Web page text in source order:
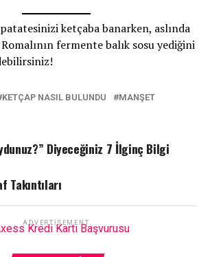
ketçaba banarken, aslında
fermente balık sosu yediğini
KETÇAP NASIL BULUNDU
MANŞET
Diyeceğiniz 7 İlginç Bilgi
Takıntıları
ADVERTISEMENT